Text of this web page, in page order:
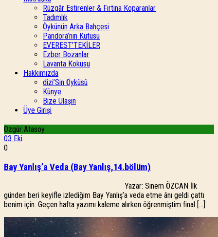
Rüzgâr Estirenler & Fırtına Koparanlar
Tadımlık
Öykünün Arka Bahçesi
Pandora’nın Kutusu
EVEREST’TEKİLER
Ezber Bozanlar
Lavanta Kokusu
Hakkımızda
dizi’Sin Öyküsü
Künye
Bize Ulaşın
Üye Girişi
Özgür Atasoy
03 Eki
0
Bay Yanlış’a Veda (Bay Yanlış,14.bölüm)
Yazar: Sinem ÖZCAN İlk
günden beri keyifle izlediğim Bay Yanlış’a veda etme ânı geldi çattı
benim için. Geçen hafta yazımı kaleme alırken öğrenmiştim final […]